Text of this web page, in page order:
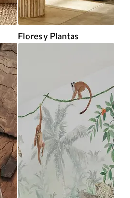
Flores y Plantas